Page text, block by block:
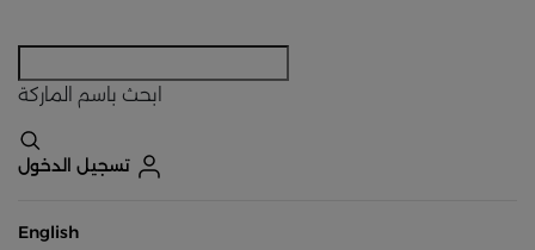
ابحث باسم الماركة
تسجيل الدخول
English